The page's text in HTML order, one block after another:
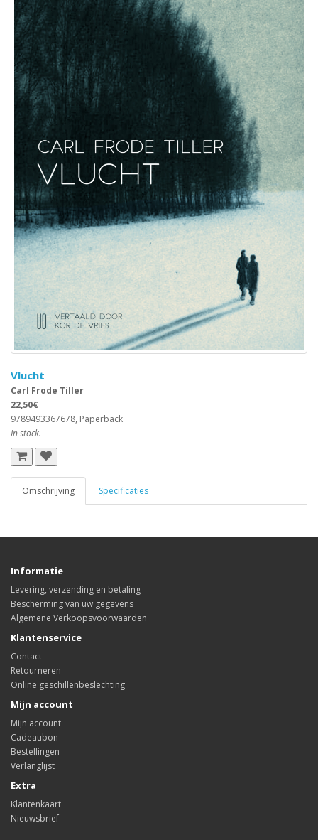
Vlucht
Carl Frode Tiller
22,50€
9789493367678, Paperback
In stock.
Omschrijving Specificaties
Informatie
Levering, verzending en betaling
Bescherming van uw gegevens
Algemene Verkoopsvoorwaarden
Klantenservice
Contact
Retourneren
Online geschillenbeslechting
Mijn account
Mijn account
Cadeaubon
Bestellingen
Verlanglijst
Extra
Klantenkaart
Nieuwsbrief